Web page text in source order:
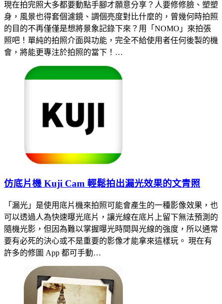
現在拍完照大多都要動點手腳才願意分享？人要修修臉、塑塑
身，風景也得套個濾鏡、調個亮度對比什麼的，曾幾何時拍照
的目的不再僅僅是想將景象記錄下來？用「NOMO」來拍張
照吧！單純的拍照介面與功能，完全不給使用者任何後製的機
會，將能更專注於拍照的當下！…
仿底片機 Kuji Cam 輕鬆拍出漏光效果的文青照
「漏光」是使用底片機來拍照可能會產生的一種影像效果，也
可以透過人為快速曝光底片，讓光線在底片上留下無法預測的
隨機光影，但因為難以掌握曝光時間與光線的強度，所以通常
要有必死的決心或不是重要的影像才能拿來這樣玩。 現在有
許多的修圖 App 都可手動…